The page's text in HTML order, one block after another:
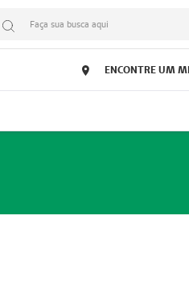
Faça sua busca aqui
ENCONTRE UM